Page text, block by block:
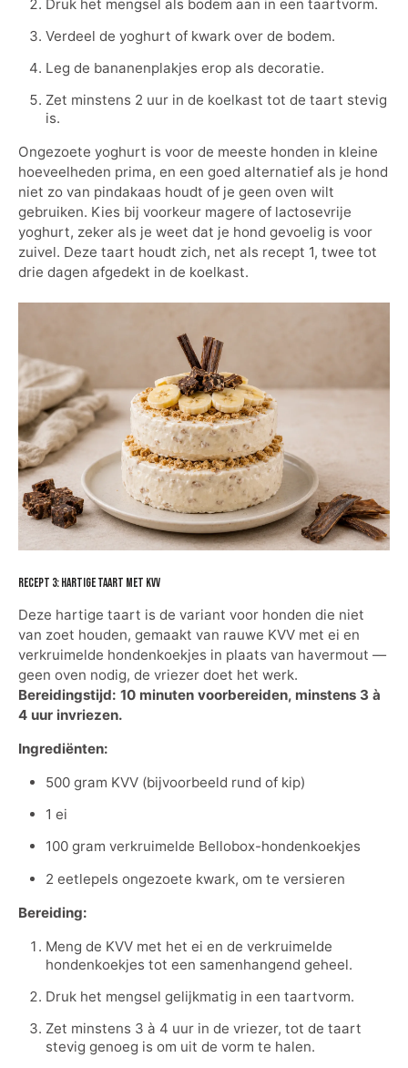
Druk het mengsel als bodem aan in een taartvorm.
Verdeel de yoghurt of kwark over de bodem.
Leg de bananenplakjes erop als decoratie.
Zet minstens 2 uur in de koelkast tot de taart stevig
is.
Ongezoete yoghurt is voor de meeste honden in kleine
hoeveelheden prima, en een goed alternatief als je hond
niet zo van pindakaas houdt of je geen oven wilt
gebruiken. Kies bij voorkeur magere of lactosevrije
yoghurt, zeker als je weet dat je hond gevoelig is voor
zuivel. Deze taart houdt zich, net als recept 1, twee tot
drie dagen afgedekt in de koelkast.
Recept 3: hartige taart met KVV
Deze hartige taart is de variant voor honden die niet
van zoet houden, gemaakt van rauwe KVV met ei en
verkruimelde hondenkoekjes in plaats van havermout —
geen oven nodig, de vriezer doet het werk.
Bereidingstijd: 10 minuten voorbereiden, minstens 3 à
4 uur invriezen.
Ingrediënten:
500 gram KVV (bijvoorbeeld rund of kip)
1 ei
100 gram verkruimelde Bellobox-hondenkoekjes
2 eetlepels ongezoete kwark, om te versieren
Bereiding:
Meng de KVV met het ei en de verkruimelde
hondenkoekjes tot een samenhangend geheel.
Druk het mengsel gelijkmatig in een taartvorm.
Zet minstens 3 à 4 uur in de vriezer, tot de taart
stevig genoeg is om uit de vorm te halen.